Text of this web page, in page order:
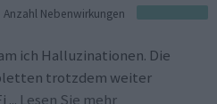
Anzahl Nebenwirkungen
ich Halluzinationen. Die
trotzdem weiter
... Lesen Sie mehr